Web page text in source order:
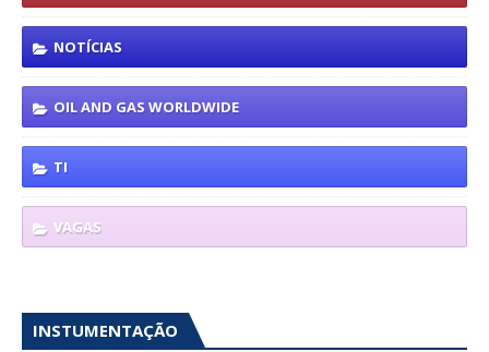
NOTÍCIAS
OIL AND GAS WORLDWIDE
TI
VAGAS
INSTUMENTAÇÃO